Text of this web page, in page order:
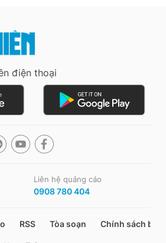
điện thoại
Liên hệ quảng cáo
0908 780 404
RSS Tòa soạn Chính sách bảo